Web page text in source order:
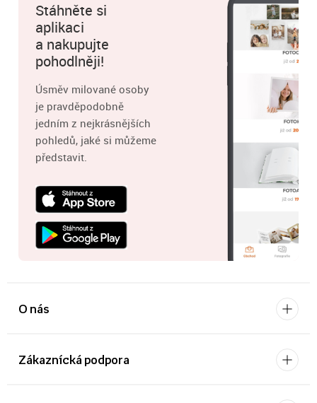
Stáhněte si
aplikaci
a nakupujte
pohodlněji!
Úsměv milované osoby
je pravděpodobně
jedním z nejkrásnějších
pohledů, jaké si můžeme
představit.
O nás
Zákaznícká podpora